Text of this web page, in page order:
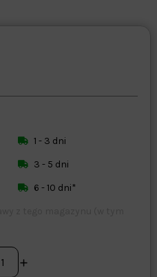
1 - 3 dni
3 - 5 dni
6 - 10 dni*